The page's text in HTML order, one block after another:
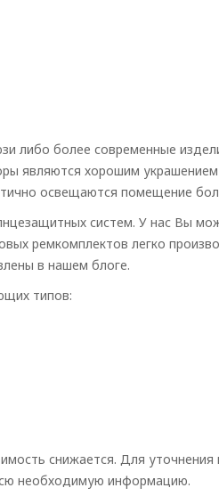
либо более современные
являются хорошим
освещаются помещение
систем. У нас Вы
ремкомплектов легко
в нашем блоге.
типов:
снижается. Для
необходимую информацию.